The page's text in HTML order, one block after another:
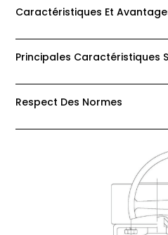
Caractéristiques Et
Principales Caractéristiques
Respect Des Normes